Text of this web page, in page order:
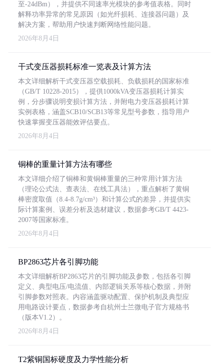
至-24dBm），并提供不同速率光模块的参考值表格。同时
解释功率异常的常见原因（如光纤损耗、连接器问题）及
解决方案，帮助用户快速判断网络性能问题。
2026年8月4日
干式变压器损耗标准一览表及计算方法
本文详细解析干式变压器空载损耗、负载损耗的国家标准
（GB/T 10228-2015），提供1000kVA变压器损耗计算实
例，分步骤说明变损计算方法，并附电力变压器损耗计算
实例表格，涵盖SCB10/SCB13等常见型号参数，指导用户
快速掌握变压器能效评估要点。
2026年8月4日
铜棒的重量计算方法有哪些
本文详细介绍了铜棒和黄铜棒重量的三种常用计算方法
（理论公式法、查表法、在线工具法），重点解析了黄铜
棒密度取值（8.4-8.7g/cm³）和计算公式的差异，并提供实
际计算案例、误差分析及选材建议，数据参考GB/T 4423-
2007等国家标准。
2026年8月4日
BP2863芯片各引脚功能
本文详细解析BP2863芯片的引脚功能及参数，包括各引脚
定义、典型电压/电流值、内部逻辑关系等核心数据，并附
引脚参数对照表。内容涵盖驱动配置、保护机制及典型应
用电路设计要点，数据参考自杭州士兰微电子官方规格书
（版本V1.2）。
2026年8月4日
T2紫铜国标硬度及力学性能分析